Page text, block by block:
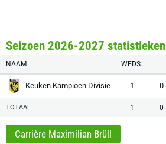
Seizoen 2026-2027 statistieken
NAAM WEDS.
Keuken Kampioen Divisie 1 0
TOTAAL 1 0
Carrière Maximilian Brüll